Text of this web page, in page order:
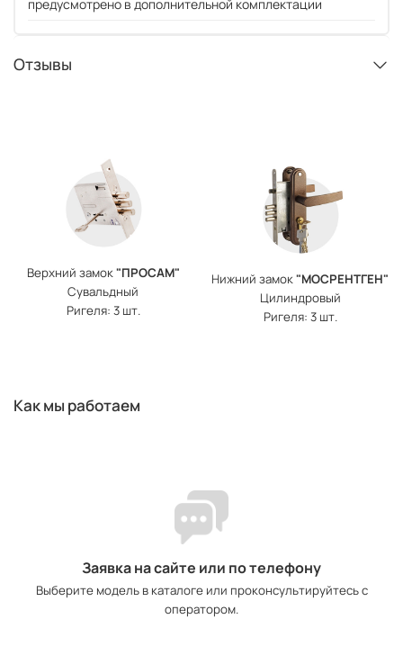
предусмотрено в дополнительной комплектации
Отзывы
Верхний замок"ПРОСАМ"
Сувальдный
Ригеля: 3 шт.
Нижний замок"МОСРЕНТГЕН"
Цилиндровый
Ригеля: 3 шт.
Как мы работаем
Заявка на сайте или по телефону
Выберите модель в каталоге или проконсультируйтесь с
оператором.